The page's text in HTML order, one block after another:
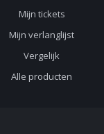
Mijn tickets
Mijn verlanglijst
Vergelijk
Alle producten